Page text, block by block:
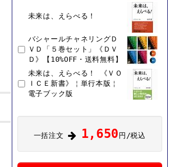
未来は、えらべる！
バシャールチャネリングＤ
ＶＤ「５巻セット」《ＤＶ
Ｄ》【10%OFF・送料無料】
未来は、えらべる！ 《ＶＯ
ＩＣＥ新書》￤単行本版￤
電子ブック版
一括注文 1,650円/税込